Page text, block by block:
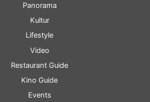
Panorama
Kultur
Lifestyle
Video
Restaurant Guide
Kino Guide
Events